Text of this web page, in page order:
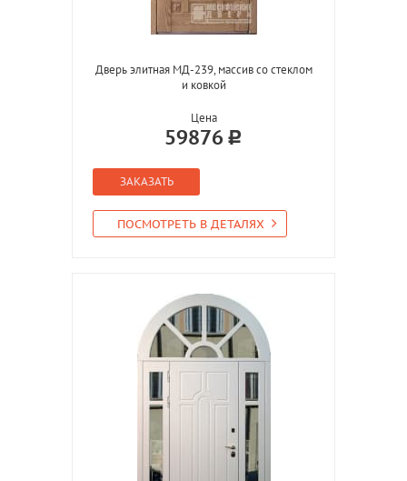
Дверь элитная МД-239, массив со стеклом
и ковкой
Цена
59876
ЗАКАЗАТЬ
ПОСМОТРЕТЬ В ДЕТАЛЯХ